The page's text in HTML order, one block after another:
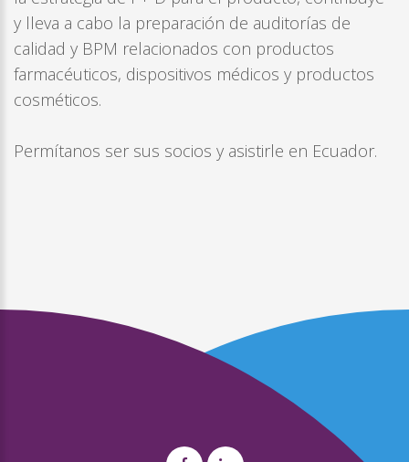
y lleva a cabo la preparación de auditorías de
calidad y BPM relacionados con productos
farmacéuticos, dispositivos médicos y productos
cosméticos.
Permítanos ser sus socios y asistirle en Ecuador.